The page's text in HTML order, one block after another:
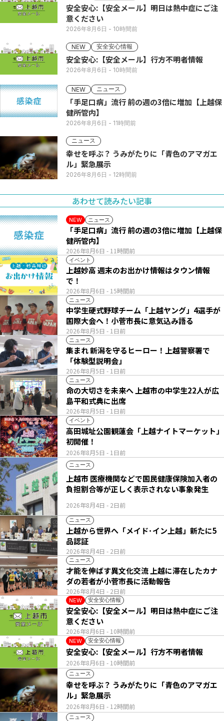
安全安心:【安全メール】明日は熱中症にご注
意ください
2026年8月6日 - 10時間前
NEW 安全安心情報
安全安心:【安全メール】行方不明者情報
2026年8月6日 - 10時間前
NEW ニュース
「手足口病」流行 前の週の3倍に増加【上越保
健所管内】
2026年8月6日 - 11時間前
ニュース
幸せを呼ぶ？ うみがたりに「青色のアマガエ
ル」緊急展示
2026年8月6日 - 12時間前
あわせて読みたい記事
NEW ニュース
2026年8月6日 - 11時間前
「手足口病」流行 前の週の3倍に増加【上越保
健所管内】
イベント
2026年8月6日 - 15時間前
上越妙高 週末のお出かけ情報はタウン情報
で！
ニュース
2026年8月5日 - 1日前
中学生硬式野球チーム「上越ヤング」4選手が
国際大会へ！小菅市長に意気込み語る
ニュース
2026年8月5日 - 1日前
集まれ 新潟を守るヒーロー！上越警察署で
「体験型説明会」
ニュース
2026年8月5日 - 1日前
命の大切さを未来へ 上越市の中学生22人が広
島平和式典に出席
イベント
2026年8月5日 - 1日前
高田城址公園観蓮会「上越ナイトマーケット」
初開催！
ニュース
2026年8月4日 - 2日前
上越市 医療機関などで国民健康保険加入者の
負担割合等が正しく表示されない事象発生
ニュース
2026年8月4日 - 2日前
上越から世界へ「メイド･イン上越」新たに5
品認証
ニュース
2026年8月4日 - 2日前
才能を伸ばす異文化交流 上越に滞在したカナ
ダの若者が小菅市長に活動報告
NEW 安全安心情報
2026年8月6日 - 10時間前
安全安心:【安全メール】明日は熱中症にご注
意ください
NEW 安全安心情報
2026年8月6日 - 10時間前
安全安心:【安全メール】行方不明者情報
ニュース
2026年8月6日 - 12時間前
幸せを呼ぶ？ うみがたりに「青色のアマガエ
ル」緊急展示
ニュース